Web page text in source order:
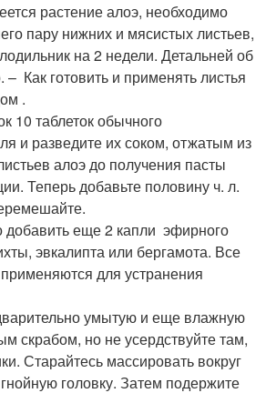
растение алоэ, необходимо
пару нижних и мясистых листьев,
на 2 недели. Детальней об
– Как готовить и применять листья
.
10 таблеток обычного
и разведите их соком, отжатым из
алоэ до получения пасты
Теперь добавьте половину ч. л.
еще 2 капли эфирного
эвкалипта или бергамота. Все
для устранения
умытую и еще влажную
скрабом, но не усердствуйте там,
Старайтесь массировать вокруг
головку. Затем подержите